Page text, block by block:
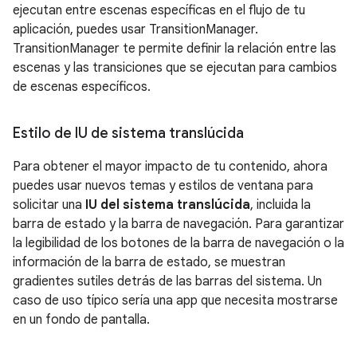
ejecutan entre escenas específicas en el flujo de tu
aplicación, puedes usar TransitionManager.
TransitionManager te permite definir la relación entre las
escenas y las transiciones que se ejecutan para cambios
de escenas específicos.
Estilo de IU de sistema translúcida
Para obtener el mayor impacto de tu contenido, ahora
puedes usar nuevos temas y estilos de ventana para
solicitar una IU del sistema translúcida, incluida la
barra de estado y la barra de navegación. Para garantizar
la legibilidad de los botones de la barra de navegación o la
información de la barra de estado, se muestran
gradientes sutiles detrás de las barras del sistema. Un
caso de uso típico sería una app que necesita mostrarse
en un fondo de pantalla.